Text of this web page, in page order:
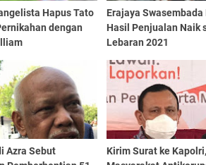
Hapus Tato
dengan
Erajaya
Hasil Penjualan Naik
Lebaran 2021
Azra Sebut
Kirim Surat ke